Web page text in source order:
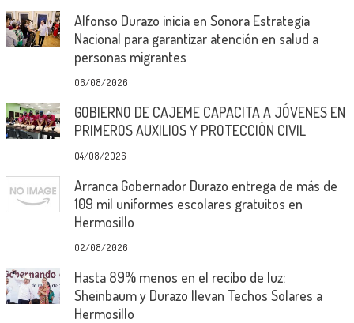
Alfonso Durazo inicia en Sonora Estrategia
Nacional para garantizar atención en salud a
personas migrantes
06/08/2026
GOBIERNO DE CAJEME CAPACITA A JÓVENES EN
PRIMEROS AUXILIOS Y PROTECCIÓN CIVIL
04/08/2026
Arranca Gobernador Durazo entrega de más de
109 mil uniformes escolares gratuitos en
Hermosillo
02/08/2026
Hasta 89% menos en el recibo de luz:
Sheinbaum y Durazo llevan Techos Solares a
Hermosillo